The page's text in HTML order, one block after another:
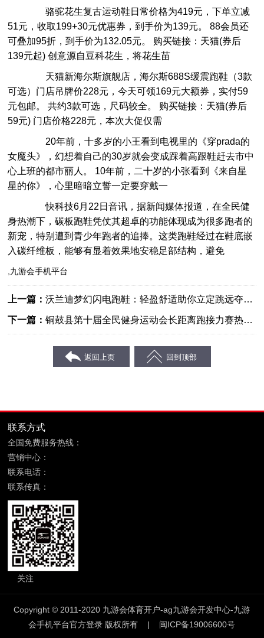
骆驼花生复古运动鞋日常价格为419元，下单立减
51元，收取199+30元优惠券，到手价为139元。 88会员还
可叠加95折，到手价为132.05元。 购买链接：天猫(券后
139元起) 创意源自豆科花生，将花生苗
天猫新海尔斯旗舰店，海尔斯688S缓震跑鞋（3款
可选）门店吊牌价228元，今天可领169元大额券，实付59
元包邮。 共约3款可选，尺码较全。 购买链接：天猫(券后
59元) 门店价格228元，本次大促仅需
20年前，十多岁的小王看到电视里的《穿prada的
女魔头》，幻想着自己的30岁就会变成踩着高跟鞋赶去市中
心上班的都市丽人。 10年前，二十岁的小张看到《来自星
星的你》，心里暗暗立誓一定要穿戴一
快科技6月22日音讯，据新闻媒体报道，在全民健
身热潮下，碳板跑鞋凭仗其超卓的功能体现成为很多跑者的
新宠，特别遭到青少年跑者的追捧。这类跑鞋经过在鞋底嵌
入碳纤维板，能够有显着效果地安稳足部结构，避免
,九游会手机平台
上一篇：沃兰迪梦幻闪电跑鞋：轻盈舒适助你立定跳远夺
冠！
下一篇：铜鼓县第十届全民健身运动会长距离跑接力赛热情
开跑
联系方式
全国免费服务热线：
营销中心：
联系电话：
联系传真：
关注
Copyright © 2011-2020 九游会体育开户-ag九游会开发中心-九游
会手机平台官方登录 版权所有 | 闽ICP备19006600号